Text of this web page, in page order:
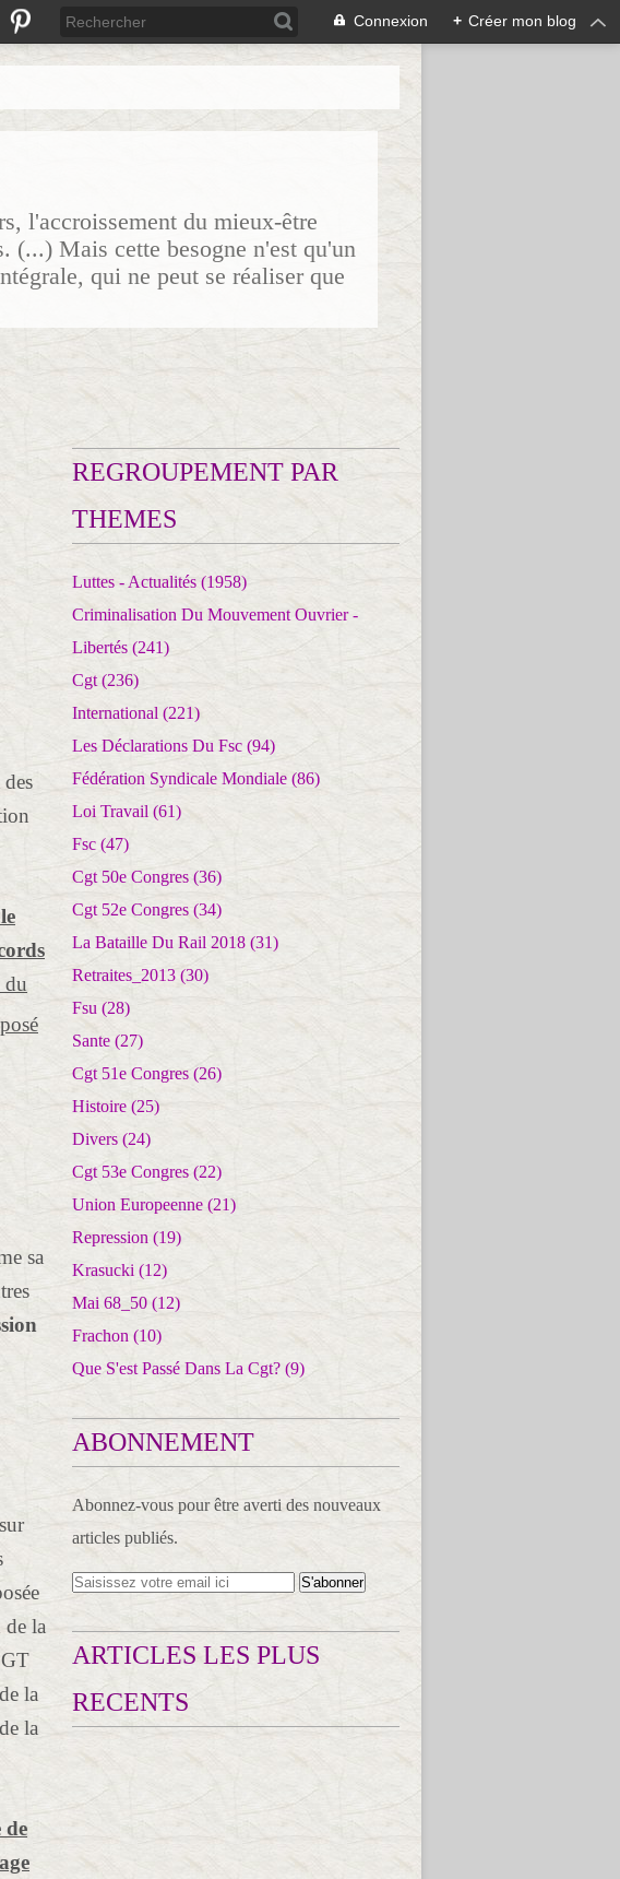
Connexion + Créer mon blog
l'accroissement du mieux-être
(...) Mais cette besogne n'est qu'un
qui ne peut se réaliser que
du
sa
de la
la
la
de
REGROUPEMENT PAR
THEMES
Luttes - Actualités (1958)
Criminalisation Du Mouvement Ouvrier -
Libertés (241)
Cgt (236)
International (221)
Les Déclarations Du Fsc (94)
Fédération Syndicale Mondiale (86)
Loi Travail (61)
Fsc (47)
Cgt 50e Congres (36)
Cgt 52e Congres (34)
La Bataille Du Rail 2018 (31)
Retraites_2013 (30)
Fsu (28)
Sante (27)
Cgt 51e Congres (26)
Histoire (25)
Divers (24)
Cgt 53e Congres (22)
Union Europeenne (21)
Repression (19)
Krasucki (12)
Mai 68_50 (12)
Frachon (10)
Que S'est Passé Dans La Cgt? (9)
ABONNEMENT
Abonnez-vous pour être averti des nouveaux
articles publiés.
ARTICLES LES PLUS
RECENTS